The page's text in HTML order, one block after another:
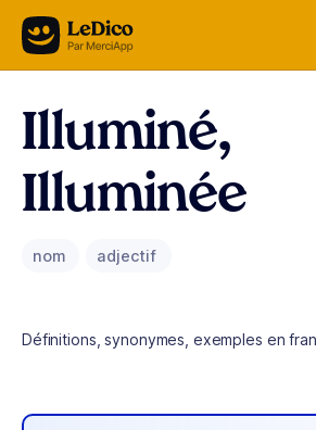
Aller au contenu
Illuminé,
Illuminée
nom adjectif
Définitions, synonymes, exemples en